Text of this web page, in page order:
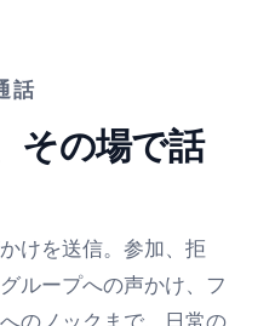
話
その場で話
けを送信。参加、拒
ループへの声かけ、フ